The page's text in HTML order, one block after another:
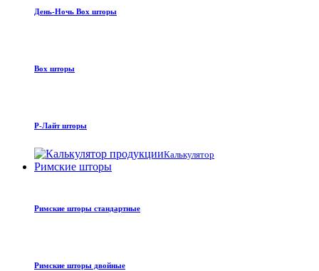
День-Ночь Box шторы
Box шторы
Р-Лайт шторы
Калькулятор
Римские шторы
Римские шторы стандартные
Римские шторы двойные